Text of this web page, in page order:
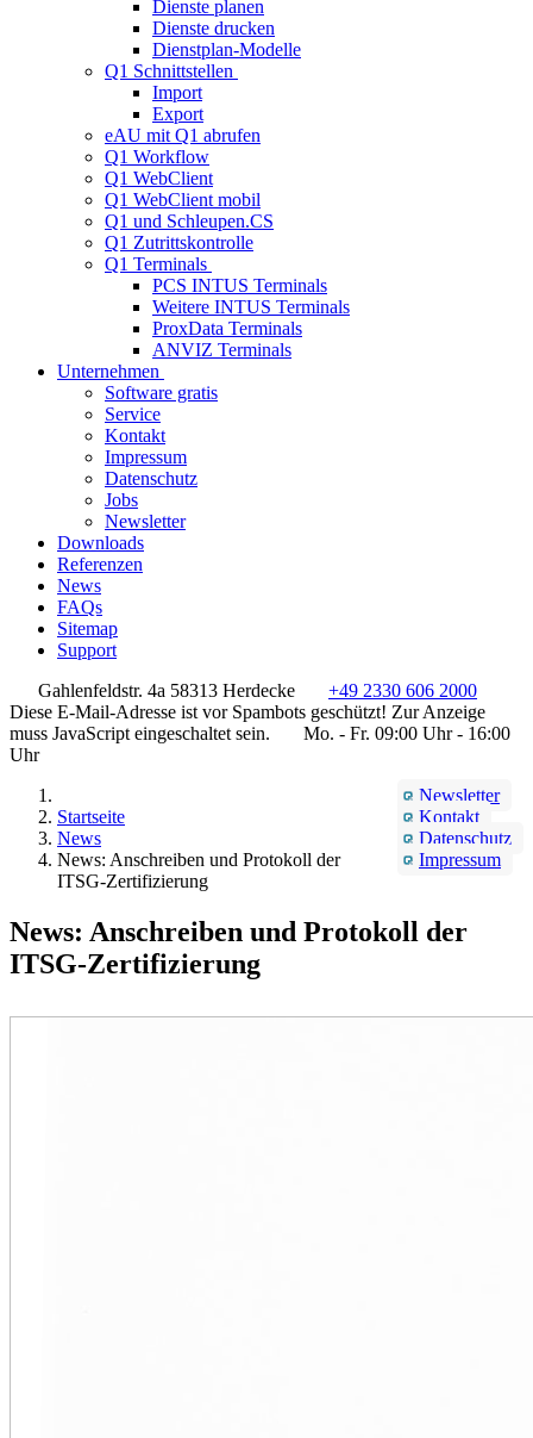
Dienste planen
Dienste drucken
Dienstplan-Modelle
Q1 Schnittstellen
Import
Export
eAU mit Q1 abrufen
Q1 Workflow
Q1 WebClient
Q1 WebClient mobil
Q1 und Schleupen.CS
Q1 Zutrittskontrolle
Q1 Terminals
PCS INTUS Terminals
Weitere INTUS Terminals
ProxData Terminals
ANVIZ Terminals
Unternehmen
Software gratis
Service
Kontakt
Impressum
Datenschutz
Jobs
Newsletter
Downloads
Referenzen
News
FAQs
Sitemap
Support
Gahlenfeldstr. 4a 58313 Herdecke
+49 2330 606 2000
Diese E-Mail-Adresse ist vor Spambots geschützt! Zur Anzeige
muss JavaScript eingeschaltet sein.
Mo. - Fr. 09:00 Uhr - 16:00
Uhr
Newsletter
Kontakt
Datenschutz
Impressum
Startseite
News
News: Anschreiben und Protokoll der
ITSG-Zertifizierung
News: Anschreiben und Protokoll der
ITSG-Zertifizierung